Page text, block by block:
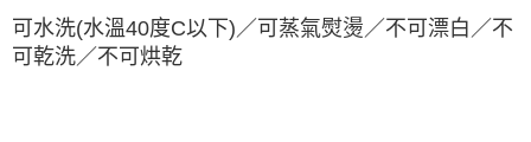
可水洗(水溫40度C以下)／可蒸氣熨燙／不可漂白／不
可乾洗／不可烘乾